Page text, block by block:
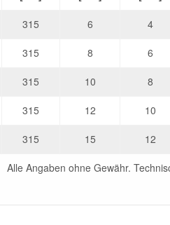
315 6 4
315 8 6
315 10 8
315 12 10
315 15 12
Alle Angaben ohne Gewähr.